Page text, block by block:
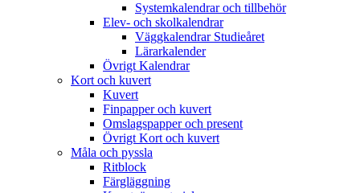
Systemkalendrar och tillbehör
Elev- och skolkalendrar
Väggkalendrar Studieåret
Lärarkalender
Övrigt Kalendrar
Kort och kuvert
Kuvert
Finpapper och kuvert
Omslagspapper och present
Övrigt Kort och kuvert
Måla och pyssla
Ritblock
Färgläggning